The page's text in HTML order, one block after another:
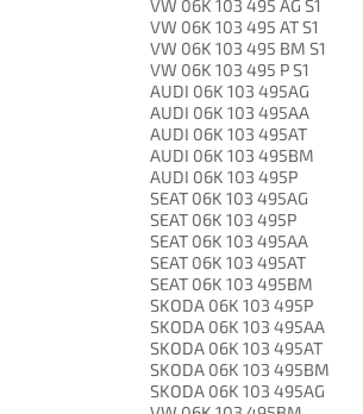
VW 06K 103 495 AG S1
VW 06K 103 495 AT S1
VW 06K 103 495 BM S1
VW 06K 103 495 P S1
AUDI 06K 103 495AG
AUDI 06K 103 495AA
AUDI 06K 103 495AT
AUDI 06K 103 495BM
AUDI 06K 103 495P
SEAT 06K 103 495AG
SEAT 06K 103 495P
SEAT 06K 103 495AA
SEAT 06K 103 495AT
SEAT 06K 103 495BM
SKODA 06K 103 495P
SKODA 06K 103 495AA
SKODA 06K 103 495AT
SKODA 06K 103 495BM
SKODA 06K 103 495AG